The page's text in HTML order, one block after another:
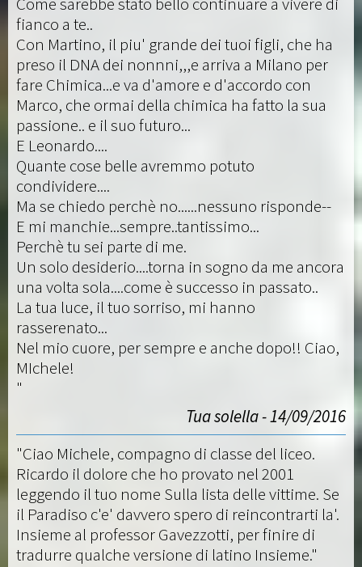
fianco a te..
Con Martino, il piu' grande dei tuoi figli, che ha
preso il DNA dei nonnni,,,e arriva a Milano per
fare Chimica...e va d'amore e d'accordo con
Marco, che ormai della chimica ha fatto la sua
passione.. e il suo futuro...
E Leonardo....
Quante cose belle avremmo potuto
condividere....
Ma se chiedo perchè no......nessuno risponde--
E mi manchie...sempre..tantissimo...
Perchè tu sei parte di me.
Un solo desiderio....torna in sogno da me ancora
una volta sola....come è successo in passato..
La tua luce, il tuo sorriso, mi hanno
rasserenato...
Nel mio cuore, per sempre e anche dopo!! Ciao,
MIchele!
"
Tua solella - 14/09/2016
"Ciao Michele, compagno di classe del liceo.
Ricardo il dolore che ho provato nel 2001
leggendo il tuo nome Sulla lista delle vittime. Se
il Paradiso c'e' davvero spero di reincontrarti la'.
Insieme al professor Gavezzotti, per finire di
tradurre qualche versione di latino Insieme."